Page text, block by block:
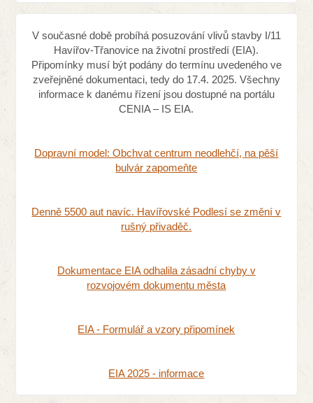
V současné době probíhá posuzování vlivů stavby I/11
Havířov-Třanovice na životní prostředí (EIA).
Připomínky musí být podány do termínu uvedeného ve
zveřejněné dokumentaci, tedy do 17.4. 2025. Všechny
informace k danému řízení jsou dostupné na portálu
CENIA – IS EIA.
Dopravní model: Obchvat centrum neodlehčí, na pěší
bulvár zapomeňte
Denně 5500 aut navíc. Havířovské Podlesí se změní v
rušný přivaděč.
Dokumentace EIA odhalila zásadní chyby v
rozvojovém dokumentu města
EIA - Formulář a vzory připomínek
EIA 2025 - informace